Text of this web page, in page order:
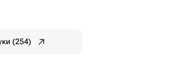
(254)